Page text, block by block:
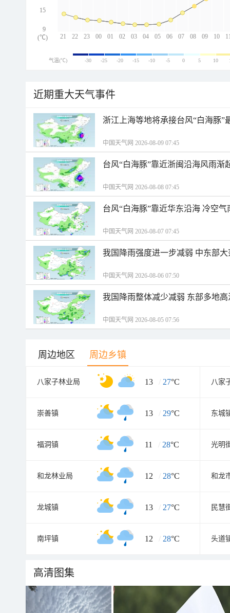
21 22 23 00 01 02 03 04 05 06 07 08 09 10
15
9
(℃)
气温(℃) -30 -25 -20 -15 -10 -5 0 5 10
近期重大天气事件
浙江上海等地将承接台风“白海豚”
中国天气网 2026-08-09 07:45
台风“白海豚”靠近浙闽沿海风雨渐
中国天气网 2026-08-08 07:45
台风“白海豚”靠近华东沿海 冷空
中国天气网 2026-08-07 07:45
我国降雨强度进一步减弱 中东部
中国天气网 2026-08-06 07:50
我国降雨整体减少减弱 东部多地
中国天气网 2026-08-05 07:56
周边地区 周边乡镇
八家子林业局 13 / 27°C 八家
崇善镇 13 / 29°C 东城
福洞镇 11 / 28°C 光明
和龙林业局 12 / 28°C 和龙
龙城镇 13 / 27°C 民慧
南坪镇 12 / 28°C 头道
高清图集